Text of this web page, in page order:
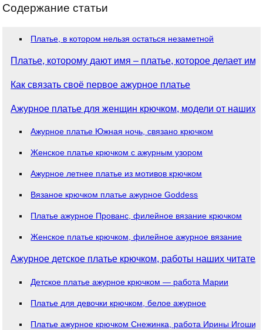
Содержание статьи
Платье, в котором нельзя остаться незаметной
Платье, которому дают имя – платье, которое делает имя
Как связать своё первое ажурное платье
Ажурное платье для женщин крючком, модели от наших
Ажурное платье Южная ночь, связано крючком
Женское платье крючком с ажурным узором
Ажурное летнее платье из мотивов крючком
Вязаное крючком платье ажурное Goddess
Платье ажурное Прованс, филейное вязание крючком
Женское платье крючком, филейное ажурное вязание
Ажурное детское платье крючком, работы наших
Детское платье ажурное крючком — работа Марии
Платье для девочки крючком, белое ажурное
Платье ажурное крючком Снежинка, работа Ирины